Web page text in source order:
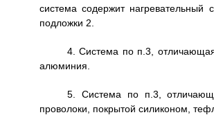
система содержит
подложки 2.
4. Система по п.3,
алюминия.
5. Система по п.3,
проволоки, покрытой силиконом,